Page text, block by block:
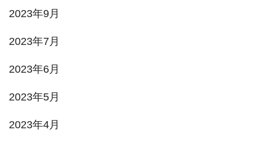
2023年9月
2023年7月
2023年6月
2023年5月
2023年4月